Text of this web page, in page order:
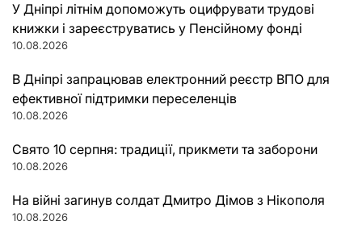
У Дніпрі літнім допоможуть оцифрувати трудові
книжки і зареєструватись у Пенсійному фонді
10.08.2026
В Дніпрі запрацював електронний реєстр ВПО для
ефективної підтримки переселенців
10.08.2026
Свято 10 серпня: традиції, прикмети та заборони
10.08.2026
На війні загинув солдат Дмитро Дімов з Нікополя
10.08.2026